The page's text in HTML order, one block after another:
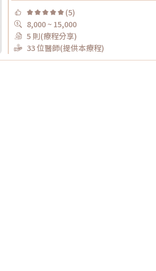
(5)
8,000 ~ 15,000
5 則(療程分享)
33 位醫師(提供本療程)